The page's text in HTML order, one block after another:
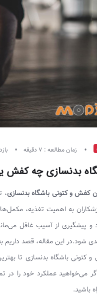
زمان مطالعه : 7 دقیقه
بدنسازی چه کفش
کفش و کتونی باشگاه بدنسازی،
به اهمیت تغذیه،
و پیشگیری از آسیب غافل
این مقاله، قصد داریم به
کتونی باشگاه بدنسازی تا
می‌خواهید عملکرد خود را در
باشید.